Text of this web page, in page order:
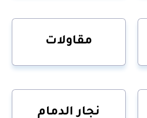
مقاولات
نجار الدمام